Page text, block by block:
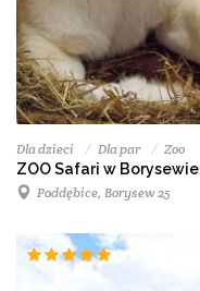
Dla dzieci Dla par Zoo
ZOO Safari w Borysewie
Poddębice, Borysew 25